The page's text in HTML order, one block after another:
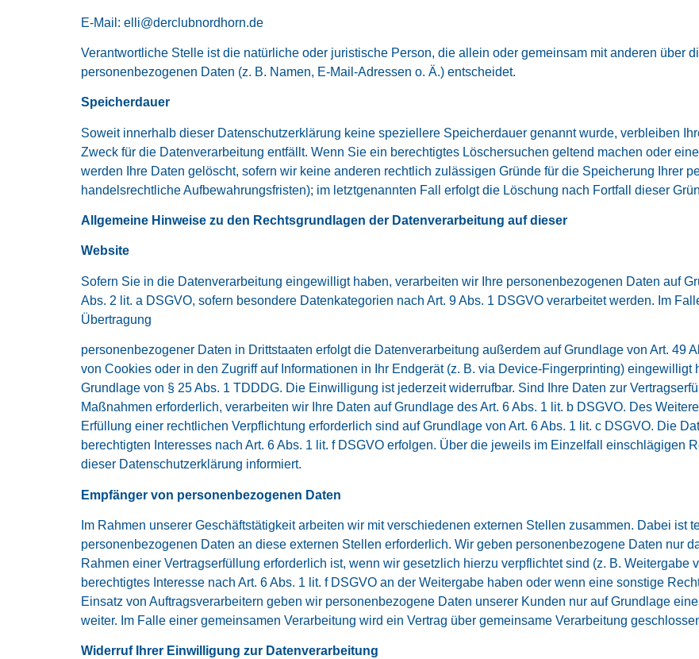
E-Mail: elli@derclubnordhorn.de
Verantwortliche Stelle ist die natürliche oder juristische Person, die allein oder gemeinsam mit anderen über
personenbezogenen Daten (z. B. Namen, E-Mail-Adressen o. Ä.) entscheidet.
Speicherdauer
Soweit innerhalb dieser Datenschutzerklärung keine speziellere Speicherdauer genannt wurde, verbleiben
Zweck für die Datenverarbeitung entfällt. Wenn Sie ein berechtigtes Löschersuchen geltend machen oder
werden Ihre Daten gelöscht, sofern wir keine anderen rechtlich zulässigen Gründe für die Speicherung Ihrer
handelsrechtliche Aufbewahrungsfristen); im letztgenannten Fall erfolgt die Löschung nach Fortfall dieser
Allgemeine Hinweise zu den Rechtsgrundlagen der Datenverarbeitung auf dieser
Website
Sofern Sie in die Datenverarbeitung eingewilligt haben, verarbeiten wir Ihre personenbezogenen Daten auf
Abs. 2 lit. a DSGVO, sofern besondere Datenkategorien nach Art. 9 Abs. 1 DSGVO verarbeitet werden. Im
Übertragung
personenbezogener Daten in Drittstaaten erfolgt die Datenverarbeitung außerdem auf Grundlage von Art. 49
von Cookies oder in den Zugriff auf Informationen in Ihr Endgerät (z. B. via Device-Fingerprinting)
Grundlage von § 25 Abs. 1 TDDDG. Die Einwilligung ist jederzeit widerrufbar. Sind Ihre Daten zur
Maßnahmen erforderlich, verarbeiten wir Ihre Daten auf Grundlage des Art. 6 Abs. 1 lit. b DSGVO. Des
Erfüllung einer rechtlichen Verpflichtung erforderlich sind auf Grundlage von Art. 6 Abs. 1 lit. c DSGVO. Die
berechtigten Interesses nach Art. 6 Abs. 1 lit. f DSGVO erfolgen. Über die jeweils im Einzelfall einschlägigen
dieser Datenschutzerklärung informiert.
Empfänger von personenbezogenen Daten
Im Rahmen unserer Geschäftstätigkeit arbeiten wir mit verschiedenen externen Stellen zusammen. Dabei ist
personenbezogenen Daten an diese externen Stellen erforderlich. Wir geben personenbezogene Daten nur
Rahmen einer Vertragserfüllung erforderlich ist, wenn wir gesetzlich hierzu verpflichtet sind (z. B. Weitergabe
berechtigtes Interesse nach Art. 6 Abs. 1 lit. f DSGVO an der Weitergabe haben oder wenn eine sonstige
Einsatz von Auftragsverarbeitern geben wir personenbezogene Daten unserer Kunden nur auf Grundlage
weiter. Im Falle einer gemeinsamen Verarbeitung wird ein Vertrag über gemeinsame Verarbeitung
Widerruf Ihrer Einwilligung zur Datenverarbeitung